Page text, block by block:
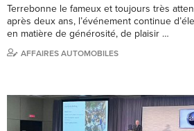
Terrebonne le fameux et toujours très
après deux ans, l’événement continue
en matière de générosité, de plaisir …
AFFAIRES AUTOMOBILES